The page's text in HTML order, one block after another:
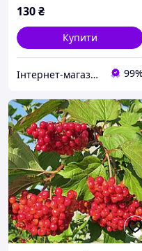
130₴
Купити
Інтернет-магазин "Магазин Рослин" Власне Виробництво🌱 99%